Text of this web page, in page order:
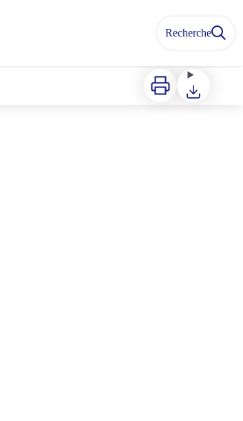
Recherche
Imprimer Télécharger